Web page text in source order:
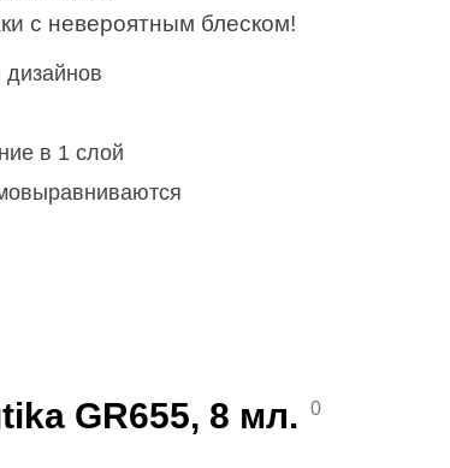
с невероятным блеском!
в 1 слой
GR655, 8 мл. 0